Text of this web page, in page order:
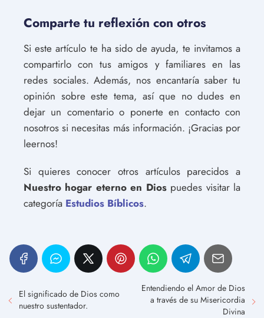
Comparte tu reflexión con otros
Si este artículo te ha sido de ayuda, te invitamos a
compartirlo con tus amigos y familiares en las
redes sociales. Además, nos encantaría saber tu
opinión sobre este tema, así que no dudes en
dejar un comentario o ponerte en contacto con
nosotros si necesitas más información. ¡Gracias por
leernos!
Si quieres conocer otros artículos parecidos a
Nuestro hogar eterno en Diospuedes visitar la
categoría Estudios Bíblicos.
El significado de Dios como
nuestro sustentador.
Entendiendo el Amor de Dios
a través de su Misericordia
Divina